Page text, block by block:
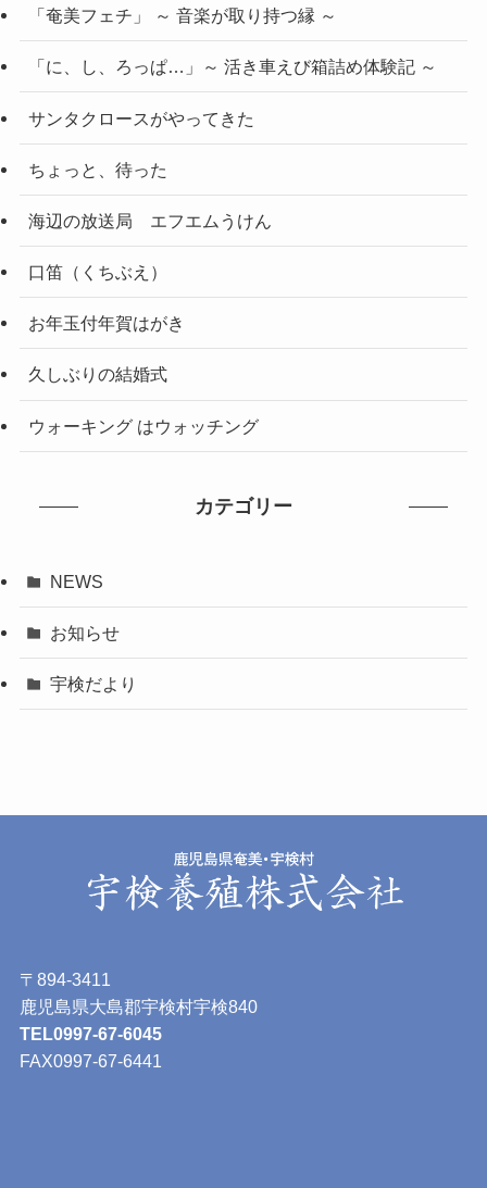
「奄美フェチ」 ～ 音楽が取り持つ縁 ～
「に、し、ろっぱ…」～ 活き車えび箱詰め体験記 ～
サンタクロースがやってきた
ちょっと、待った
海辺の放送局 エフエムうけん
口笛（くちぶえ）
お年玉付年賀はがき
久しぶりの結婚式
ウォーキング はウォッチング
カテゴリー
NEWS
お知らせ
宇検だより
〒894-3411
鹿児島県大島郡宇検村宇検840
TEL0997-67-6045
FAX0997-67-6441